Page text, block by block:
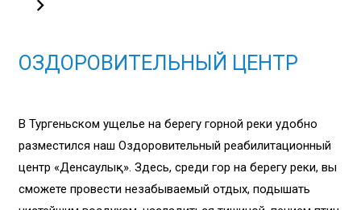
ОЗДОРОВИТЕЛЬНЫЙ ЦЕНТР
В Тургеньском ущелье на берегу горной реки удобно
разместился наш Оздоровительный реабилитационный
центр «Денсаулық». Здесь, среди гор на берегу реки, вы
сможете провести незабываемый отдых, подышать